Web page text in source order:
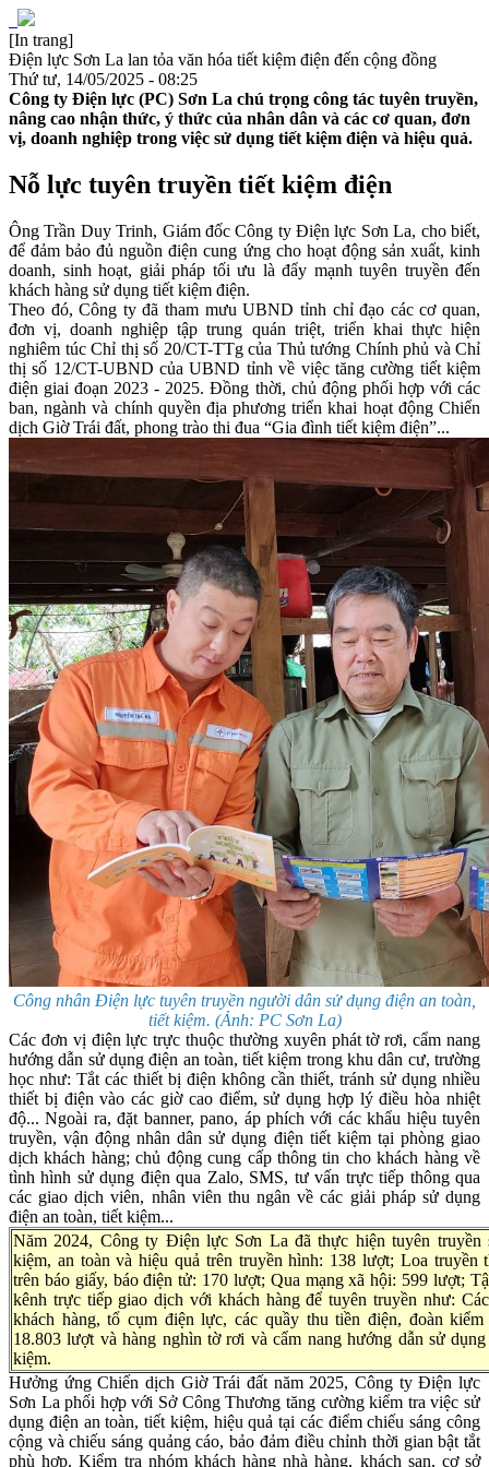
[In trang]
Điện lực Sơn La lan tỏa văn hóa tiết kiệm điện đến cộng đồng
Thứ tư, 14/05/2025 - 08:25
Công ty Điện lực (PC) Sơn La chú trọng công tác tuyên truyền,
nâng cao nhận thức, ý thức của nhân dân và các cơ quan, đơn
vị, doanh nghiệp trong việc sử dụng tiết kiệm điện và hiệu quả.
Nỗ lực tuyên truyền tiết kiệm điện
Ông Trần Duy Trinh, Giám đốc Công ty Điện lực Sơn La, cho biết,
để đảm bảo đủ nguồn điện cung ứng cho hoạt động sản xuất, kinh
doanh, sinh hoạt, giải pháp tối ưu là đẩy mạnh tuyên truyền đến
khách hàng sử dụng tiết kiệm điện.
Theo đó, Công ty đã tham mưu UBND tỉnh chỉ đạo các cơ quan,
đơn vị, doanh nghiệp tập trung quán triệt, triển khai thực hiện
nghiêm túc Chỉ thị số 20/CT-TTg của Thủ tướng Chính phủ và Chỉ
thị số 12/CT-UBND của UBND tỉnh về việc tăng cường tiết kiệm
điện giai đoạn 2023 - 2025. Đồng thời, chủ động phối hợp với các
ban, ngành và chính quyền địa phương triển khai hoạt động Chiến
dịch Giờ Trái đất, phong trào thi đua “Gia đình tiết kiệm điện”...
Công nhân Điện lực tuyên truyền người dân sử dụng điện an toàn,
tiết kiệm. (Ảnh: PC Sơn La)
Các đơn vị điện lực trực thuộc thường xuyên phát tờ rơi, cẩm nang
hướng dẫn sử dụng điện an toàn, tiết kiệm trong khu dân cư, trường
học như: Tắt các thiết bị điện không cần thiết, tránh sử dụng nhiều
thiết bị điện vào các giờ cao điểm, sử dụng hợp lý điều hòa nhiệt
độ... Ngoài ra, đặt banner, pano, áp phích với các khẩu hiệu tuyên
truyền, vận động nhân dân sử dụng điện tiết kiệm tại phòng giao
dịch khách hàng; chủ động cung cấp thông tin cho khách hàng về
tình hình sử dụng điện qua Zalo, SMS, tư vấn trực tiếp thông qua
các giao dịch viên, nhân viên thu ngân về các giải pháp sử dụng
điện an toàn, tiết kiệm...
Năm 2024, Công ty Điện lực Sơn La đã thực hiện tuyên truyền
kiệm, an toàn và hiệu quả trên truyền hình: 138 lượt; Loa truyền
trên báo giấy, báo điện tử: 170 lượt; Qua mạng xã hội: 599 lượt;
kênh trực tiếp giao dịch với khách hàng để tuyên truyền như:
khách hàng, tổ cụm điện lực, các quầy thu tiền điện, đoàn
18.803 lượt và hàng nghìn tờ rơi và cẩm nang hướng dẫn sử
kiệm.
Hưởng ứng Chiến dịch Giờ Trái đất năm 2025, Công ty Điện lực
Sơn La phối hợp với Sở Công Thương tăng cường kiểm tra việc sử
dụng điện an toàn, tiết kiệm, hiệu quả tại các điểm chiếu sáng công
cộng và chiếu sáng quảng cáo, bảo đảm điều chỉnh thời gian bật tắt
phù hợp. Kiểm tra nhóm khách hàng nhà hàng, khách sạn, cơ sở